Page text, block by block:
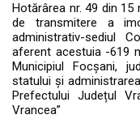
Hotărârea nr. 49 din 15
de transmitere a
administrativ-sediul
aferent acestuia -619
Municipiul Focșani,
statului și
Prefectului Județul
Vrancea”